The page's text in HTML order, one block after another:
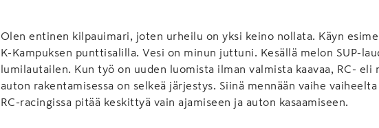
Olen entinen kilpauimari, joten urheilu on yksi keino nollata. Käyn
K-Kampuksen punttisalilla. Vesi on minun juttuni. Kesällä melon SUP-
lumilautailen. Kun työ on uuden luomista ilman valmista kaavaa, RC- eli
auton rakentamisessa on selkeä järjestys. Siinä mennään vaihe vaiheelta
RC-racingissa pitää keskittyä vain ajamiseen ja auton kasaamiseen.